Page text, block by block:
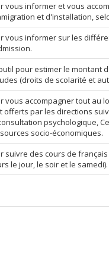
vous informer et vous
et d'installation,
vous informer sur les
pour estimer le montant
(droits de scolarité et
vous accompagner tout au
offerts par les directions
psychologique,
socio-économiques.
suivre des cours de français
le jour, le soir et le samedi).